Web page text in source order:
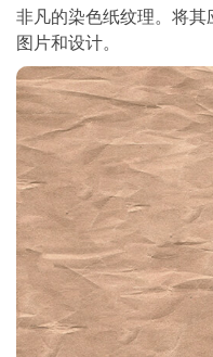
非凡的染色纸纹理。将
图片和设计。